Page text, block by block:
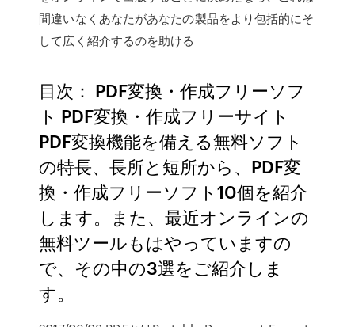
間違いなくあなたがあなたの製品をより包括的にそ
して広く紹介するのを助ける
目次： PDF変換・作成フリーソフ
ト PDF変換・作成フリーサイト
PDF変換機能を備える無料ソフト
の特長、長所と短所から、PDF変
換・作成フリーソフト10個を紹介
します。また、最近オンラインの
無料ツールもはやっていますの
で、その中の3選をご紹介しま
す。